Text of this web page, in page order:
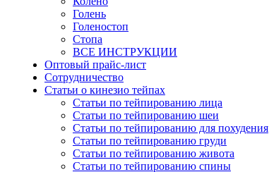
Голень
Голеностоп
Стопа
ВСЕ ИНСТРУКЦИИ
Оптовый прайс-лист
Сотрудничество
Статьи о кинезио тейпах
Статьи по тейпированию лица
Статьи по тейпированию шеи
Статьи по тейпированию для похудения
Статьи по тейпированию груди
Статьи по тейпированию живота
Статьи по тейпированию спины